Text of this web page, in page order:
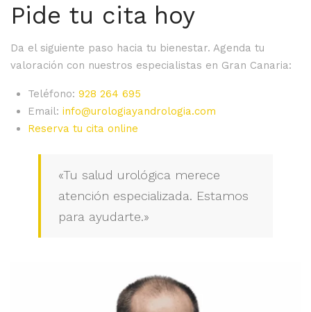
Pide tu cita hoy
Da el siguiente paso hacia tu bienestar. Agenda tu
valoración con nuestros especialistas en Gran Canaria:
Teléfono: 928 264 695
Email: info@urologiayandrologia.com
Reserva tu cita online
«Tu salud urológica merece
atención especializada. Estamos
para ayudarte.»